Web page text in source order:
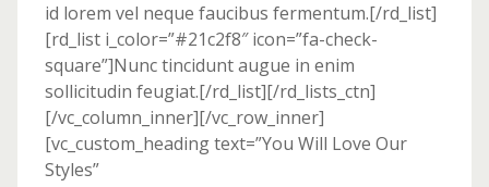
id lorem vel neque faucibus fermentum.[/rd_list]
[rd_list i_color=”#21c2f8″ icon=”fa-check-
square”]Nunc tincidunt augue in enim
sollicitudin feugiat.[/rd_list][/rd_lists_ctn]
[/vc_column_inner][/vc_row_inner]
[vc_custom_heading text=”You Will Love Our
Styles”